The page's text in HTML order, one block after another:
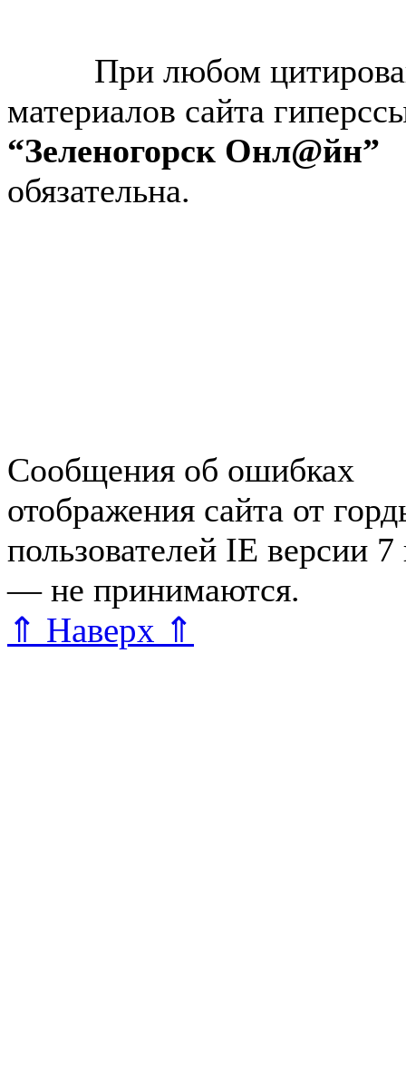
При любом
материалов сайта
“Зеленогорск Онл@йн”
обязательна.
Сообщения об ошибках
отображения сайта от
пользователей IE версии
— не принимаются.
⇑ Наверх ⇑